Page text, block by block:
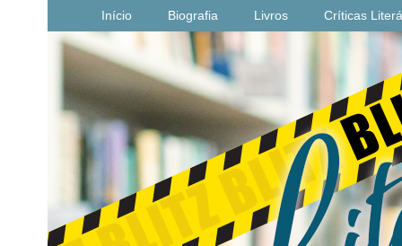
Início Biografia Livros Críticas